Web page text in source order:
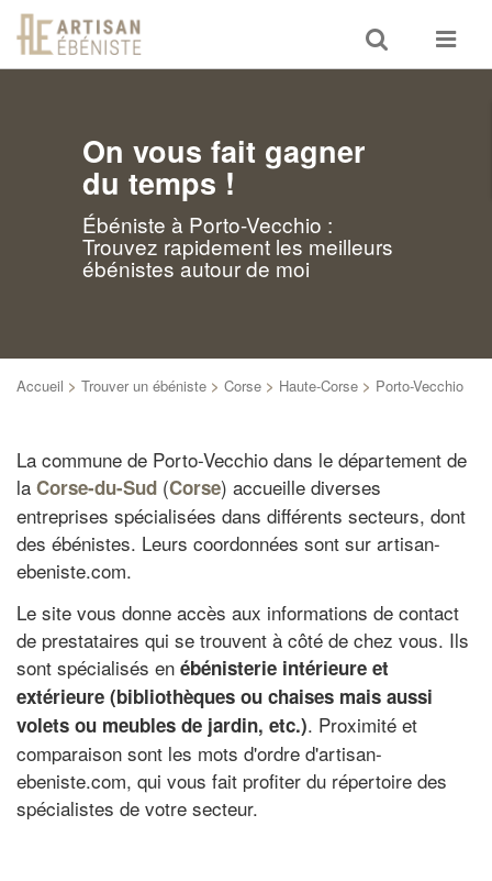
Toggle
search
Toggle
On vous fait gagner
du temps !
Ébéniste à Porto-Vecchio :
Trouvez rapidement les meilleurs
ébénistes autour de moi
Accueil > Trouver un ébéniste > Corse > Haute-Corse > Porto-Vecchio
La commune de Porto-Vecchio dans le département de
la Corse-du-Sud (Corse) accueille diverses
entreprises spécialisées dans différents secteurs, dont
des ébénistes. Leurs coordonnées sont sur artisan-
ebeniste.com.
Le site vous donne accès aux informations de contact
de prestataires qui se trouvent à côté de chez vous. Ils
sont spécialisés en ébénisterie intérieure et
extérieure (bibliothèques ou chaises mais aussi
volets ou meubles de jardin, etc.). Proximité et
comparaison sont les mots d'ordre d'artisan-
ebeniste.com, qui vous fait profiter du répertoire des
spécialistes de votre secteur.